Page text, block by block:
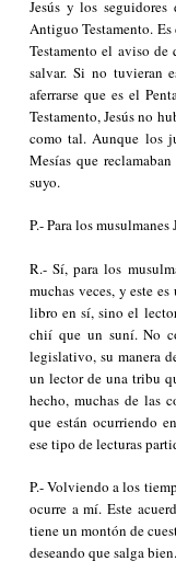
Jesús y los
Antiguo Testamento.
Testamento el aviso
salvar. Si no tuvieran
aferrarse que es el
Testamento, Jesús no
como tal. Aunque los
Mesías que
suyo.
P.- Para los musulmanes
R.- Sí, para los
muchas veces, y este
libro en sí, sino el
chií que un suní. No
legislativo, su manera
un lector de una tribu
hecho, muchas de las
que están ocurriendo
ese tipo de lecturas
P.- Volviendo a los
ocurre a mí. Este
tiene un montón de
deseando que salga